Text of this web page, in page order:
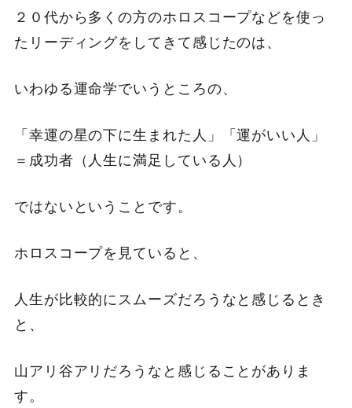
２０代から多くの方のホロスコープなどを使っ
たリーディングをしてきて感じたのは、
いわゆる運命学でいうところの、
「幸運の星の下に生まれた人」「運がいい人」
＝成功者（人生に満足している人）
ではないということです。
ホロスコープを見ていると、
人生が比較的にスムーズだろうなと感じるとき
と、
山アリ谷アリだろうなと感じることがありま
す。